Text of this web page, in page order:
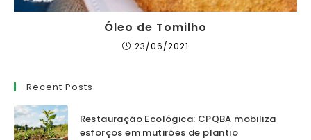
Óleo de Tomilho
23/06/2021
Recent Posts
Restauração Ecológica: CPQBA mobiliza
esforços em mutirões de plantio